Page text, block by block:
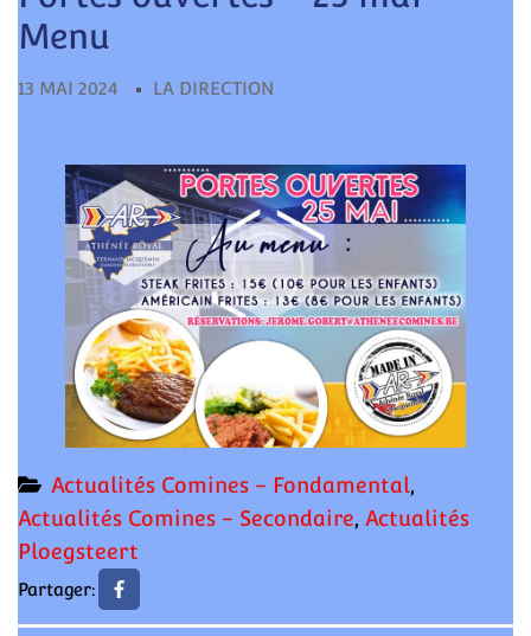
Menu
13 MAI 2024 LA DIRECTION
Actualités Comines - Fondamental,
Actualités Comines - Secondaire, Actualités
Ploegsteert
Partager: